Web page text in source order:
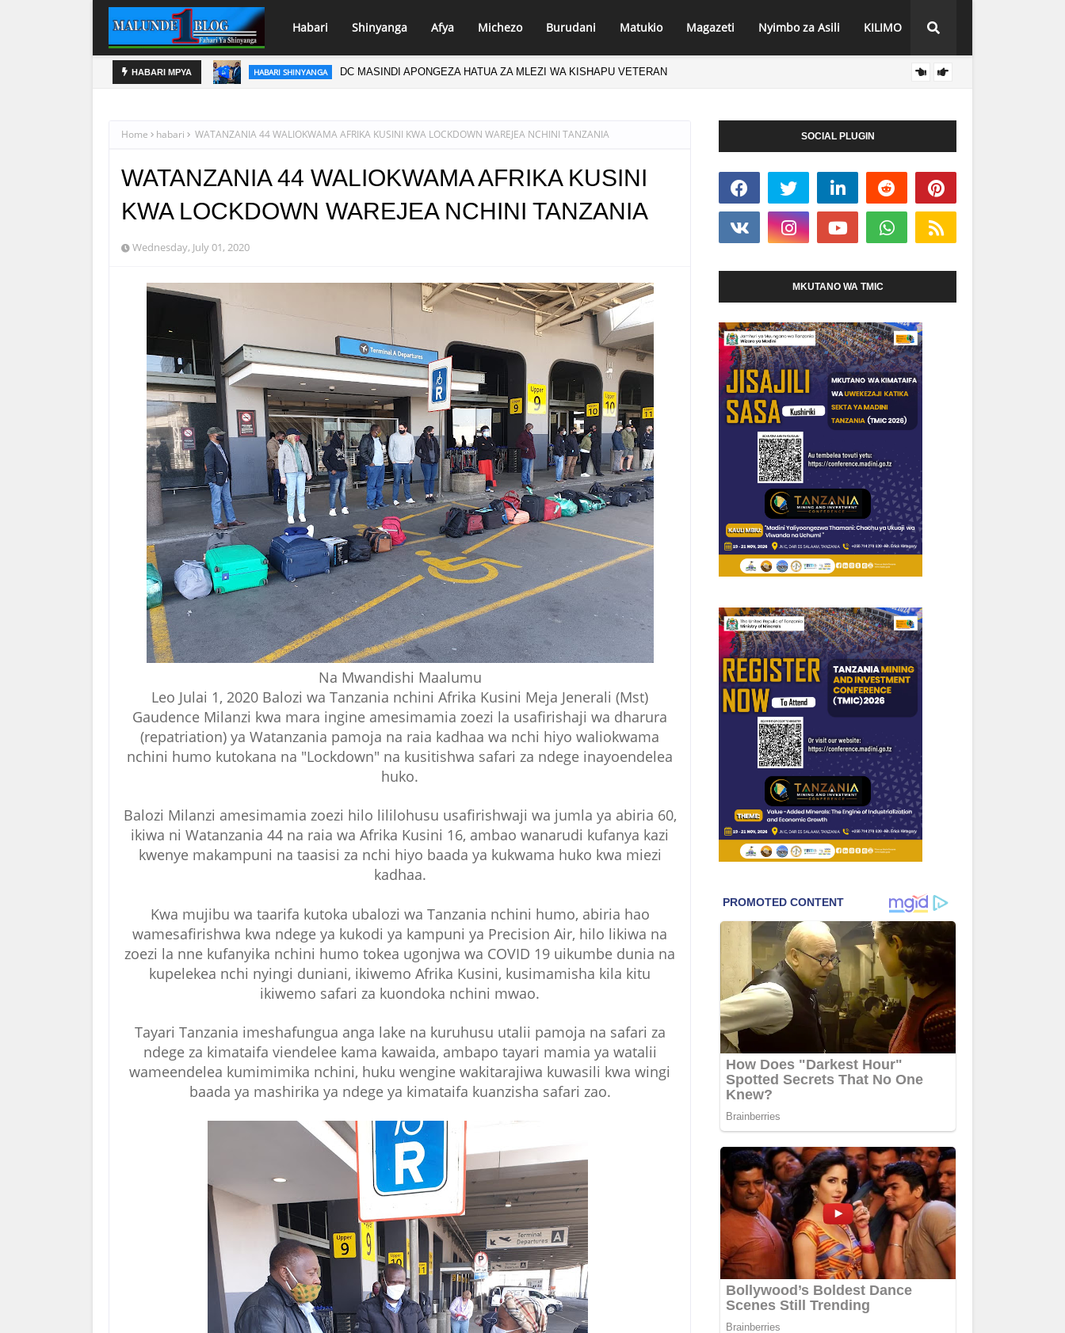
Habari Shinyanga Afya Michezo Burudani Matukio Magazeti Nyimbo za Asili KILIMO
HABARI MPYA
HABARI SHINYANGA
Home habari WATANZANIA 44 WALIOKWAMA AFRIKA KUSINI KWA LOCKDOWN WAREJEA NCHINI TANZANIA
WATANZANIA 44 WALIOKWAMA AFRIKA KUSINI
KWA LOCKDOWN WAREJEA NCHINI TANZANIA
Wednesday, July 01, 2020
Na Mwandishi Maalumu
Leo Julai 1, 2020 Balozi wa Tanzania nchini Afrika Kusini Meja Jenerali (Mst)
Gaudence Milanzi kwa mara ingine amesimamia zoezi la usafirishaji wa dharura
(repatriation) ya Watanzania pamoja na raia kadhaa wa nchi hiyo waliokwama
nchini humo kutokana na "Lockdown" na kusitishwa safari za ndege inayoendelea
huko.
Balozi Milanzi amesimamia zoezi hilo lililohusu usafirishwaji wa jumla ya abiria 60,
ikiwa ni Watanzania 44 na raia wa Afrika Kusini 16, ambao wanarudi kufanya kazi
kwenye makampuni na taasisi za nchi hiyo baada ya kukwama huko kwa miezi
kadhaa.
Kwa mujibu wa taarifa kutoka ubalozi wa Tanzania nchini humo, abiria hao
wamesafirishwa kwa ndege ya kukodi ya kampuni ya Precision Air, hilo likiwa na
zoezi la nne kufanyika nchini humo tokea ugonjwa wa COVID 19 uikumbe dunia na
kupelekea nchi nyingi duniani, ikiwemo Afrika Kusini, kusimamisha kila kitu
ikiwemo safari za kuondoka nchini mwao.
Tayari Tanzania imeshafungua anga lake na kuruhusu utalii pamoja na safari za
ndege za kimataifa viendelee kama kawaida, ambapo tayari mamia ya watalii
wameendelea kumimimika nchini, huku wengine wakitarajiwa kuwasili kwa wingi
baada ya mashirika ya ndege ya kimataifa kuanzisha safari zao.
SOCIAL PLUGIN
MKUTANO WA TMIC